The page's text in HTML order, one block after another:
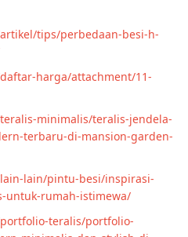
tips/perbedaan-besi-h-
harga/attachment/11-
minimalis/teralis-jendela-
terbaru-di-mansion-garden-
lain/pintu-besi/inspirasi-
untuk-rumah-istimewa/
teralis/portfolio-